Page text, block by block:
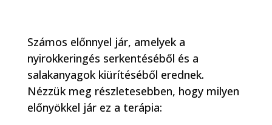
Számos előnnyel jár, amelyek a
nyirokkeringés serkentéséből és a
salakanyagok kiürítéséből erednek.
Nézzük meg részletesebben, hogy milyen
előnyökkel jár ez a terápia: